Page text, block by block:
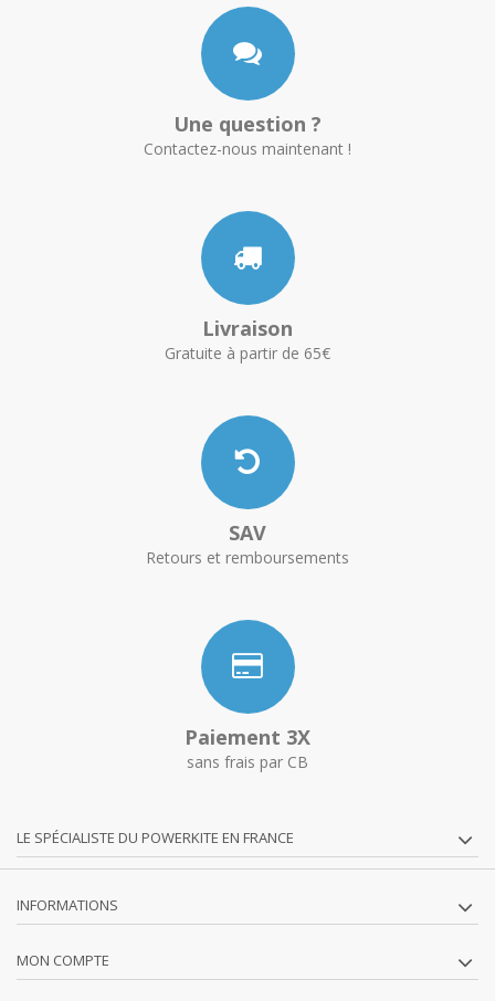
Une question ?
Contactez-nous maintenant !
Livraison
Gratuite à partir de 65€
SAV
Retours et remboursements
Paiement 3X
sans frais par CB
LE SPÉCIALISTE DU POWERKITE EN FRANCE
INFORMATIONS
MON COMPTE